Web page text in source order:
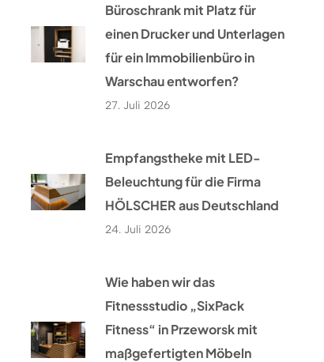
Büroschrank mit Platz für
einen Drucker und Unterlagen
für ein Immobilienbüro in
Warschau entworfen?
27. Juli 2026
Empfangstheke mit LED-
Beleuchtung für die Firma
HÖLSCHER aus Deutschland
24. Juli 2026
Wie haben wir das
Fitnessstudio „SixPack
Fitness“ in Przeworsk mit
maßgefertigten Möbeln